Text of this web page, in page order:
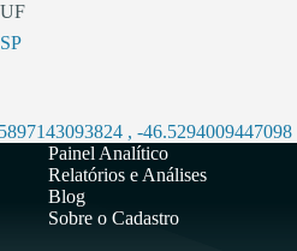
UF
SP
, -46.5294009447098
Painel Analítico
Relatórios e Análises
Blog
Sobre o Cadastro